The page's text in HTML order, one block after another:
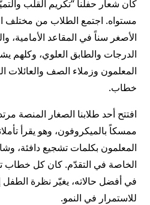
كان شعار حفلنا “تكريم القلب
مستواه. اجتمع الطلاب من مختلف
الأصغر سناً في المقاعد الأمامية،
الدرجات والطابق العلوي، وكلهم
المعلمون وزملاء الصف والعائلات
خطاب.
افتتح أحد طلابنا الصغار المنصة
ممسكاً بالميكروفون، وهو يقرأ
المعلمون بكلمات تشجيع دافئة،
الخاصة في التقدّم. كان كل خطاب
في أفضل حالاته، يغيّر نظرة الطفل
للاستمرار في النمو.